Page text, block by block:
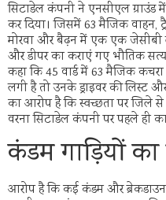
सिटाडेल कंपनी ने एनसीएल ग्राउंड
कर दिया। जिसमें 63 मैजिक वाहन,
मोरवा और बैढ़न में एक एक जेसीबी
और डीपर का कराएं गए भौतिक
कहा कि 45 वार्ड में 63 मैजिक कचरा
लगी है तो उनके ड्राइवर की लिस्ट
का आरोप है कि स्वच्छता पर जिले
वरना सिटाडेल कंपनी पर पहले ही
कंडम गाड़ियों
आरोप है कि कई कंडम और ब्रेकडाउन